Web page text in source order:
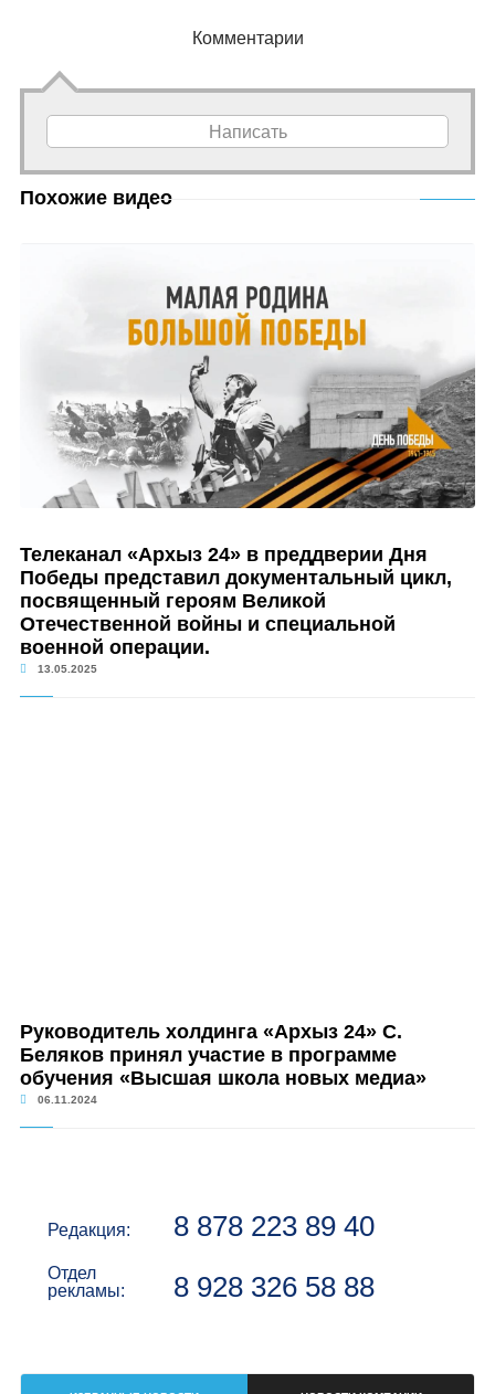
Комментарии
Написать
Похожие видео
Телеканал «Архыз 24» в преддверии Дня
Победы представил документальный цикл,
посвященный героям Великой
Отечественной войны и специальной
военной операции.
13.05.2025
Руководитель холдинга «Архыз 24» С.
Беляков принял участие в программе
обучения «Высшая школа новых медиа»
06.11.2024
Редакция: 8 878 223 89 40
Отдел
рекламы:
8 928 326 58 88